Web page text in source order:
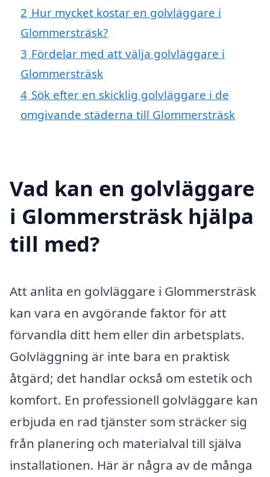
2 Hur mycket kostar en golvläggare i
Glommersträsk?
3 Fördelar med att välja golvläggare i
Glommersträsk
4 Sök efter en skicklig golvläggare i de
omgivande städerna till Glommersträsk
Vad kan en golvläggare
i Glommersträsk hjälpa
till med?
Att anlita en golvläggare i Glommersträsk
kan vara en avgörande faktor för att
förvandla ditt hem eller din arbetsplats.
Golvläggning är inte bara en praktisk
åtgärd; det handlar också om estetik och
komfort. En professionell golvläggare kan
erbjuda en rad tjänster som sträcker sig
från planering och materialval till själva
installationen. Här är några av de många